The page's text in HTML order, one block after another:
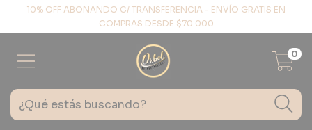
10% OFF ABONANDO C/ TRANSFERENCIA - ENVÍO GRATIS EN
COMPRAS DESDE $70.000
0